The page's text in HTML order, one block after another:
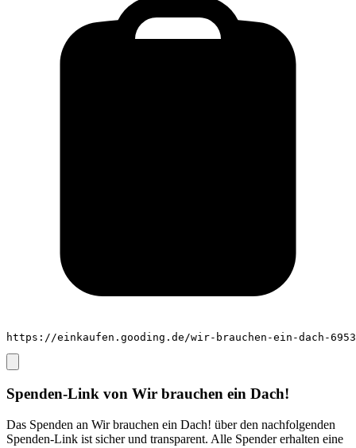
https://einkaufen.gooding.de/wir-brauchen-ein-dach-
Spenden-Link von Wir brauchen ein Dach!
Das Spenden an Wir brauchen ein Dach! über den nachfolgenden
Spenden-Link ist sicher und transparent. Alle Spender erhalten eine